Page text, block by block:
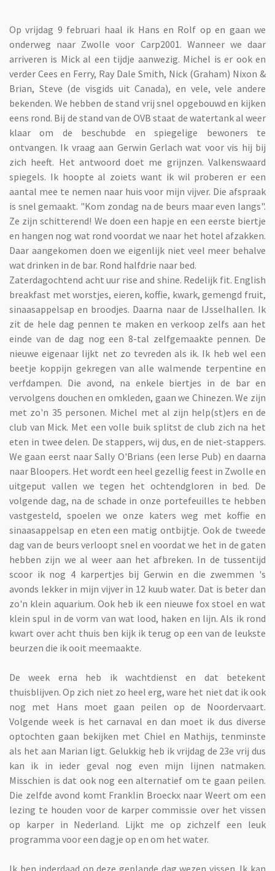
Op vrijdag 9 februari haal ik Hans en Rolf op en gaan we
onderweg naar Zwolle voor Carp2001. Wanneer we daar
arriveren is Mick al een tijdje aanwezig. Michel is er ook en
verder Cees en Ferry, Ray Dale Smith, Nick (Graham) Nixon &
Brian, Steve (de visgids uit Canada), en vele, vele andere
bekenden. We hebben de stand vrij snel opgebouwd en kijken
eens rond. Bij de stand van de OVB staat de watertank al weer
klaar om de beschubde en spiegelige bewoners te
ontvangen. Ik vraag aan Gerwin Gerlach wat voor vis hij bij
zich heeft. Het antwoord doet me grijnzen. Valkenswaard
spiegels. Ik hoopte al zoiets want ik wil proberen er een
aantal mee te nemen naar huis voor mijn vijver. Die afspraak
is snel gemaakt. "Kom zondag na de beurs maar even langs".
Ze zijn schitterend! We doen een hapje en een eerste biertje
en hangen nog wat rond voordat we naar het hotel afzakken.
Daar aangekomen doen we eigenlijk niet veel meer behalve
wat drinken in de bar. Rond halfdrie naar bed.
Zaterdagochtend acht uur rise and shine. Redelijk fit. English
breakfast met worstjes, eieren, koffie, kwark, gemengd fruit,
sinaasappelsap en broodjes. Daarna naar de IJsselhallen. Ik
zit de hele dag pennen te maken en verkoop zelfs aan het
einde van de dag nog een 8-tal zelfgemaakte pennen. De
nieuwe eigenaar lijkt net zo tevreden als ik. Ik heb wel een
beetje koppijn gekregen van alle walmende terpentine en
verfdampen. Die avond, na enkele biertjes in de bar en
vervolgens douchen en omkleden, gaan we Chinezen. We zijn
met zo'n 35 personen. Michel met al zijn help(st)ers en de
club van Mick. Met een volle buik splitst de club zich na het
eten in twee delen. De stappers, wij dus, en de niet-stappers.
We gaan eerst naar Sally O'Brians (een Ierse Pub) en daarna
naar Bloopers. Het wordt een heel gezellig feest in Zwolle en
uitgeput vallen we tegen het ochtendgloren in bed. De
volgende dag, na de schade in onze portefeuilles te hebben
vastgesteld, spoelen we onze katers weg met koffie en
sinaasappelsap en eten een matig ontbijtje. Ook de tweede
dag van de beurs verloopt snel en voordat we het in de gaten
hebben zijn we al weer aan het afbreken. In de tussentijd
scoor ik nog 4 karpertjes bij Gerwin en die zwemmen 's
avonds lekker in mijn vijver in 12 kuub water. Dat is beter dan
zo'n klein aquarium. Ook heb ik een nieuwe fox stoel en wat
klein spul in de vorm van wat lood, haken en lijn. Als ik rond
kwart over acht thuis ben kijk ik terug op een van de leukste
beurzen die ik ooit meemaakte.
De week erna heb ik wachtdienst en dat betekent
thuisblijven. Op zich niet zo heel erg, ware het niet dat ik ook
nog met Hans moet gaan peilen op de Noordervaart.
Volgende week is het carnaval en dan moet ik dus diverse
optochten gaan bekijken met Chiel en Mathijs, tenminste
als het aan Marian ligt. Gelukkig heb ik vrijdag de 23e vrij dus
kan ik in ieder geval nog even mijn lijnen natmaken.
Misschien is dat ook nog een alternatief om te gaan peilen.
Die zelfde avond komt Franklin Broeckx naar Weert om een
lezing te houden voor de karper commissie over het vissen
op karper in Nederland. Lijkt me op zichzelf een leuk
programma voor een dagje op en om het water.
Ik ben inderdaad op deze geplande dag wezen vissen. Ik kan